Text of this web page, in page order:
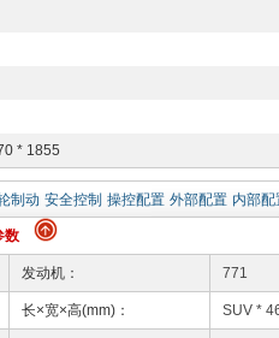
* 1855
制动 安全控制 操控配置 外部配置 内部配
数
发动机： 771
长×宽×高(mm)： SUV *